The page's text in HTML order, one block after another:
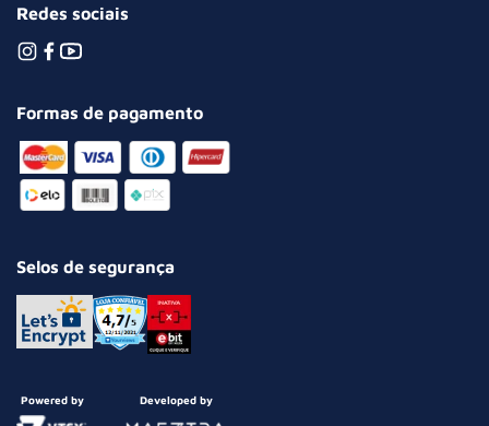
Redes sociais
Formas de pagamento
Selos de segurança
Powered by Developed by